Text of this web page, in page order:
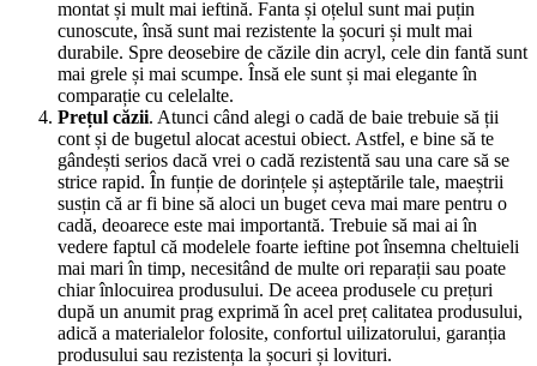
montat și mult mai ieftină. Fanta și oțelul sunt mai puțin
cunoscute, însă sunt mai rezistente la șocuri și mult mai
durabile. Spre deosebire de căzile din acryl, cele din fantă sunt
mai grele și mai scumpe. Însă ele sunt și mai elegante în
comparație cu celelalte.
Prețul căzii. Atunci când alegi o cadă de baie trebuie să ții
cont și de bugetul alocat acestui obiect. Astfel, e bine să te
gândești serios dacă vrei o cadă rezistentă sau una care să se
strice rapid. În funție de dorințele și așteptările tale, maeștrii
susțin că ar fi bine să aloci un buget ceva mai mare pentru o
cadă, deoarece este mai importantă. Trebuie să mai ai în
vedere faptul că modelele foarte ieftine pot însemna cheltuieli
mai mari în timp, necesitând de multe ori reparații sau poate
chiar înlocuirea produsului. De aceea produsele cu prețuri
după un anumit prag exprimă în acel preț calitatea produsului,
adică a materialelor folosite, confortul uilizatorului, garanția
produsului sau rezistența la șocuri și lovituri.